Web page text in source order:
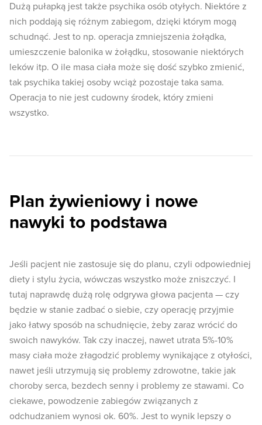
Dużą pułapką jest także psychika osób otyłych. Niektóre z
nich poddają się różnym zabiegom, dzięki którym mogą
schudnąć. Jest to np. operacja zmniejszenia żołądka,
umieszczenie balonika w żołądku, stosowanie niektórych
leków itp. O ile masa ciała może się dość szybko zmienić,
tak psychika takiej osoby wciąż pozostaje taka sama.
Operacja to nie jest cudowny środek, który zmieni
wszystko.
Plan żywieniowy i nowe
nawyki to podstawa
Jeśli pacjent nie zastosuje się do planu, czyli odpowiedniej
diety i stylu życia, wówczas wszystko może zniszczyć. I
tutaj naprawdę dużą rolę odgrywa głowa pacjenta — czy
będzie w stanie zadbać o siebie, czy operację przyjmie
jako łatwy sposób na schudnięcie, żeby zaraz wrócić do
swoich nawyków. Tak czy inaczej, nawet utrata 5%-10%
masy ciała może złagodzić problemy wynikające z otyłości,
nawet jeśli utrzymują się problemy zdrowotne, takie jak
choroby serca, bezdech senny i problemy ze stawami. Co
ciekawe, powodzenie zabiegów związanych z
odchudzaniem wynosi ok. 60%. Jest to wynik lepszy o